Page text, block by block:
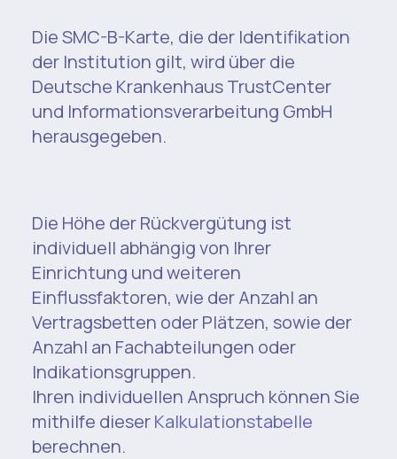
Die SMC-B-Karte, die der Identifikation
der Institution gilt, wird über die
Deutsche Krankenhaus TrustCenter
und Informationsverarbeitung GmbH
herausgegeben.
Die Höhe der Rückvergütung ist
individuell abhängig von Ihrer
Einrichtung und weiteren
Einflussfaktoren, wie der Anzahl an
Vertragsbetten oder Plätzen, sowie der
Anzahl an Fachabteilungen oder
Indikationsgruppen.
Ihren individuellen Anspruch können Sie
mithilfe dieserKalkulationstabelle
berechnen.